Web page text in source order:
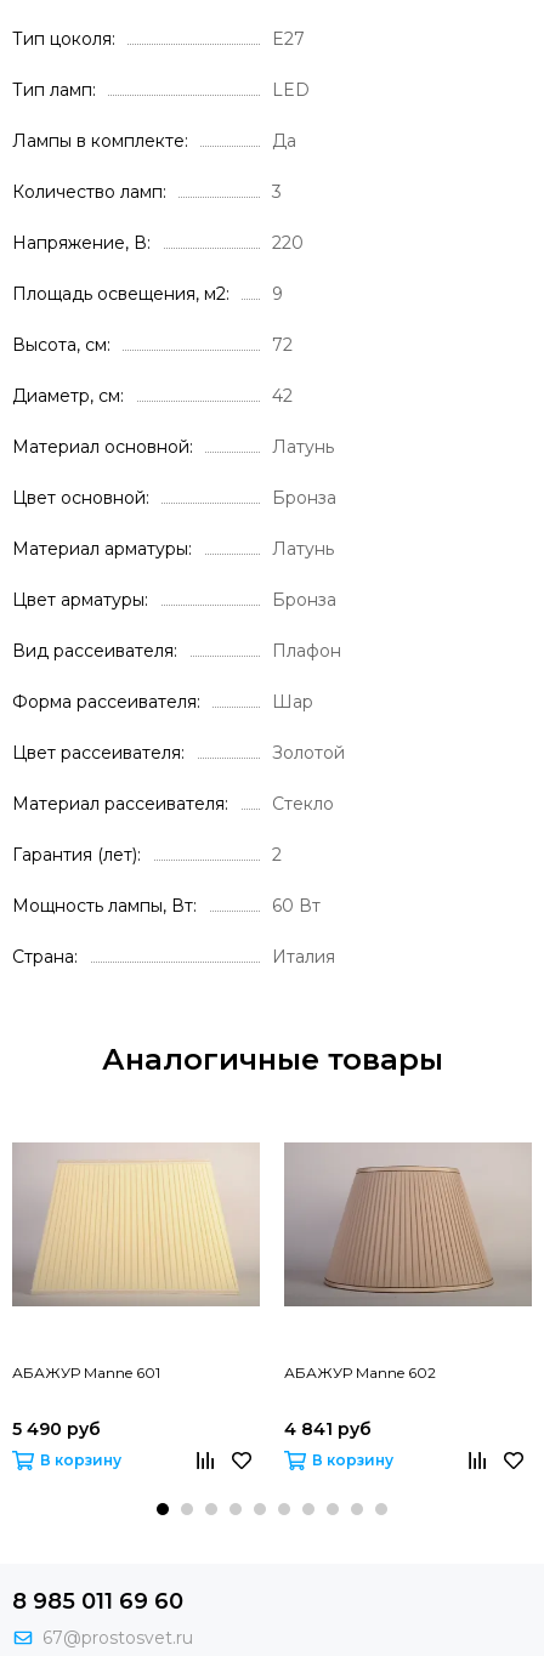
Тип цоколя E27
Тип ламп LED
Лампы в комплекте Да
Количество ламп 3
Напряжение, В 220
Площадь освещения, м2 9
Высота, см 72
Диаметр, см 42
Материал основной Латунь
Цвет основной Бронза
Материал арматуры Латунь
Цвет арматуры Бронза
Вид рассеивателя Плафон
Форма рассеивателя Шар
Цвет рассеивателя Золотой
Материал рассеивателя Стекло
Гарантия (лет) 2
Мощность лампы, Вт 60 Вт
Страна Италия
Аналогичные товары
АБАЖУР Manne 601
5 490 руб
В корзину
АБАЖУР Manne 602
4 841 руб
В корзину
8 985 011 69 60
67@prostosvet.ru